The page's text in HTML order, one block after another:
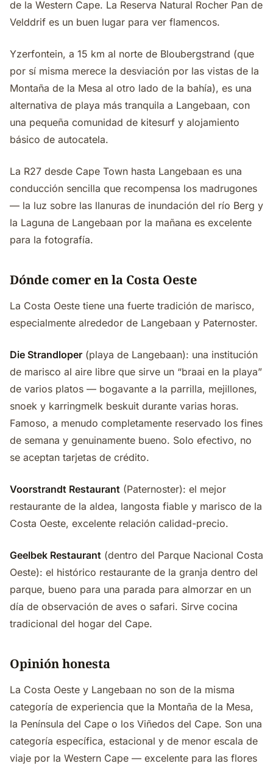
de la Western Cape. La Reserva Natural Rocher Pan de
Velddrif es un buen lugar para ver flamencos.
Yzerfontein, a 15 km al norte de Bloubergstrand (que
por sí misma merece la desviación por las vistas de la
Montaña de la Mesa al otro lado de la bahía), es una
alternativa de playa más tranquila a Langebaan, con
una pequeña comunidad de kitesurf y alojamiento
básico de autocatela.
La R27 desde Cape Town hasta Langebaan es una
conducción sencilla que recompensa los madrugones
— la luz sobre las llanuras de inundación del río Berg y
la Laguna de Langebaan por la mañana es excelente
para la fotografía.
Dónde comer en la Costa Oeste
La Costa Oeste tiene una fuerte tradición de marisco,
especialmente alrededor de Langebaan y Paternoster.
Die Strandloper (playa de Langebaan): una institución
de marisco al aire libre que sirve un “braai en la playa”
de varios platos — bogavante a la parrilla, mejillones,
snoek y karringmelk beskuit durante varias horas.
Famoso, a menudo completamente reservado los fines
de semana y genuinamente bueno. Solo efectivo, no
se aceptan tarjetas de crédito.
Voorstrandt Restaurant (Paternoster): el mejor
restaurante de la aldea, langosta fiable y marisco de la
Costa Oeste, excelente relación calidad-precio.
Geelbek Restaurant (dentro del Parque Nacional Costa
Oeste): el histórico restaurante de la granja dentro del
parque, bueno para una parada para almorzar en un
día de observación de aves o safari. Sirve cocina
tradicional del hogar del Cape.
Opinión honesta
La Costa Oeste y Langebaan no son de la misma
categoría de experiencia que la Montaña de la Mesa,
la Península del Cape o los Viñedos del Cape. Son una
categoría específica, estacional y de menor escala de
viaje por la Western Cape — excelente para las flores